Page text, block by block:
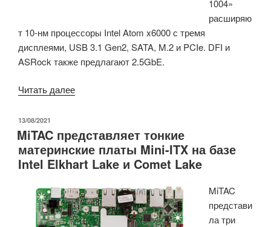
1004»
расширяю
т 10-нм процессоры Intel Atom x6000 с тремя
дисплеями, USB 3.1 Gen2, SATA, M.2 и PCIe. DFI и
ASRock также предлагают 2.5GbE.
Читать далее«Intel
работает
на
трех
тонких
платах
Mini-
ОПУБЛИКОВАНО
13/08/2021
MiTAC представляет тонкие
материнские платы Mini-ITX на базе
Intel Elkhart Lake и Comet Lake
MiTAC
представи
ла три